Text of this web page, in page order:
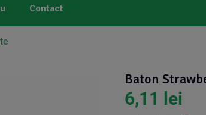
Contact
Baton
6,11 lei